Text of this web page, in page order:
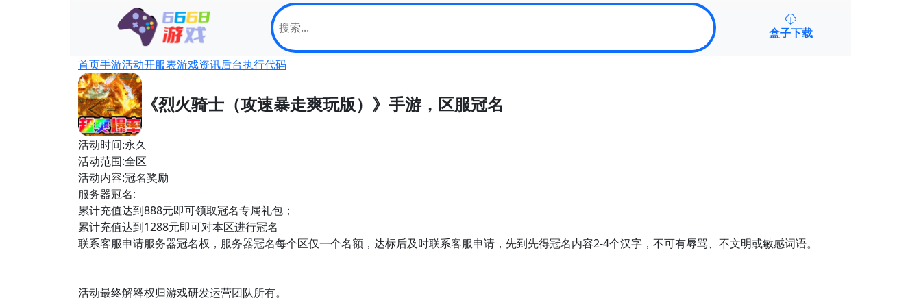
盒子下载
首页手游活动开服表游戏资讯后台执行代码
《烈火骑士（攻速暴走爽玩版）》手游，区服冠名
活动时间:永久
活动范围:全区
活动内容:冠名奖励
服务器冠名:
累计充值达到888元即可领取冠名专属礼包；
累计充值达到1288元即可对本区进行冠名
联系客服申请服务器冠名权，服务器冠名每个区仅一个名额，达标后及时联系客服申请，先到先得冠名内容2-4个汉字，不可有辱骂、不文明或敏感词语。
活动最终解释权归游戏研发运营团队所有。